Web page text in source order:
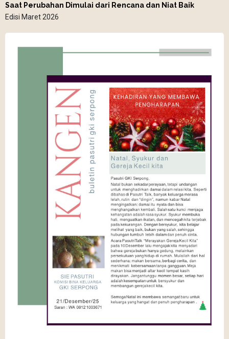
Saat Perubahan Dimulai dari Rencana dan Niat Baik
Edisi Maret 2026